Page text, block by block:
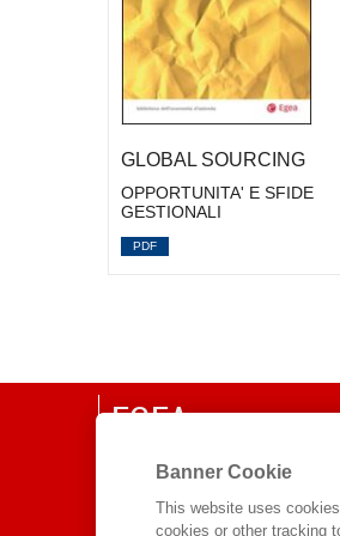
GLOBAL SOURCING
OPPORTUNITA' E SFIDE
GESTIONALI
PDF
EGEA
CHI SIAMO
COMITATO SCIENTIFICO
Banner Cookie
This website uses
cookies or other tracking